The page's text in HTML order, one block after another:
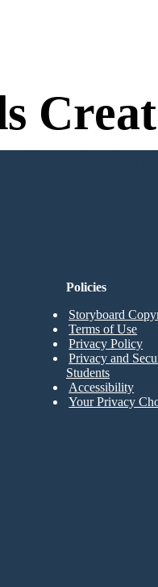
Needed to
Policies
Storyboard
Terms of Use
Privacy Policy
Privacy and
Students
Accessibility
Your Privacy